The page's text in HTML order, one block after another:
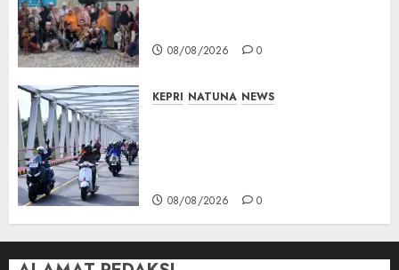
08/08/2026 0
KEPRI NATUNA NEWS
08/08/2026 0